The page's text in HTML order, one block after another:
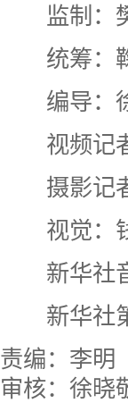
监制：
统筹：鞠
编导：
视频记者
摄影记
视觉：
新华社音
新华社第
责编：李明
审核：徐晓